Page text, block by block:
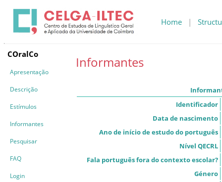
Home |
COralCo
Apresentação
Descrição
Estímulos
Informantes
Pesquisar
FAQ
Login
Informantes
Identificador
Data de nascimento
Ano de início de estudo do português
Nível QECRL
Fala português fora do contexto escolar?
Género